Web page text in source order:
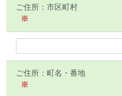
ご住所：市区町村
※
ご住所：町名・番地
※